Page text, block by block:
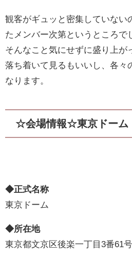
観客がギュッと密集していない
たメンバー次第というところで
そんなこと気にせずに盛り上が
落ち着いて見るもいいし、各々
なります。
☆会場情報☆東京ドーム
◆正式名称
東京ドーム
◆所在地
東京都文京区後楽一丁目3番61号